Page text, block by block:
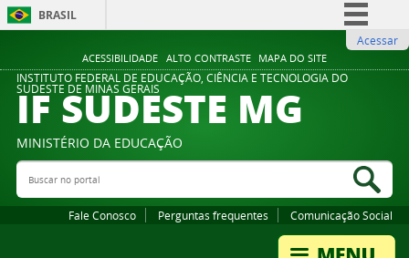
ACESSIBILIDADE ALTO CONTRASTE MAPA DO SITE
BRASIL
Comunica BR
Participe
Legislação
Acessar
INSTITUTO FEDERAL DE EDUCAÇÃO, CIÊNCIA E TECNOLOGIA DO
SUDESTE DE MINAS GERAIS
IF SUDESTE MG
MINISTÉRIO DA EDUCAÇÃO
Buscar no portal
Fale Conosco Perguntas frequentes Comunicação Social